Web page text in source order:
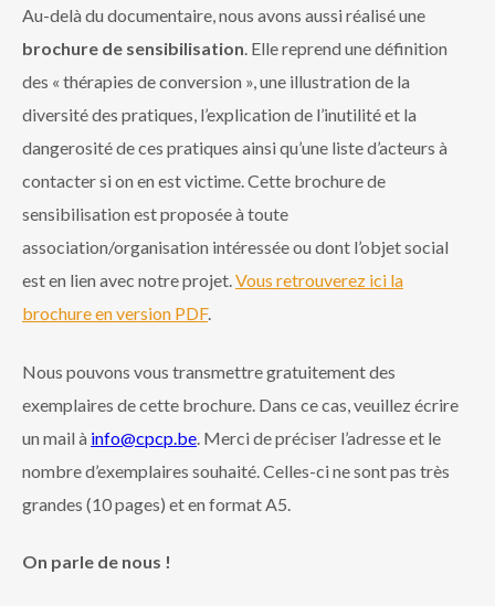
Au-delà du documentaire, nous avons aussi réalisé une
brochure de sensibilisation. Elle reprend une définition
des « thérapies de conversion », une illustration de la
diversité des pratiques, l’explication de l’inutilité et la
dangerosité de ces pratiques ainsi qu’une liste d’acteurs à
contacter si on en est victime. Cette brochure de
sensibilisation est proposée à toute
association/organisation intéressée ou dont l’objet social
est en lien avec notre projet.Vous retrouverez ici la
brochure en version PDF.
Nous pouvons vous transmettre gratuitement des
exemplaires de cette brochure. Dans ce cas, veuillez écrire
un mail à info@cpcp.be . Merci de préciser l’adresse et le
nombre d’exemplaires souhaité. Celles-ci ne sont pas très
grandes (10 pages) et en format A5.
On parle de nous !